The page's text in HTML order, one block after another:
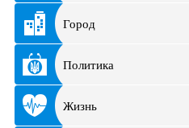
Город
Политика
Жизнь